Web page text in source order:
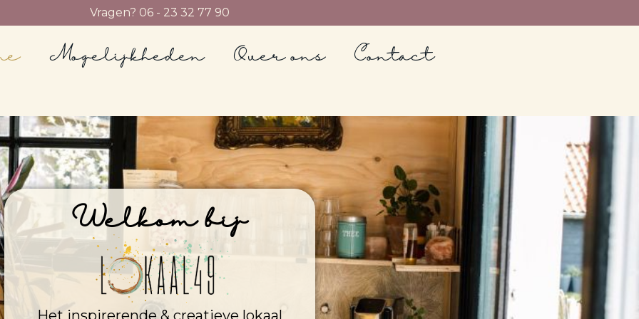
Vragen? 06 - 23 32 77 90
Mogelijkheden Over ons Contact
Welkom bij
Het inspirerende & creatieve lokaal